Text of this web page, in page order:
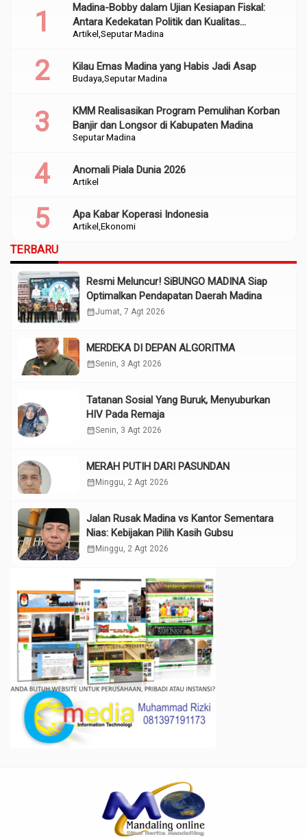
Artikel Seputar Madina
Madina-Bobby dalam Ujian Kesiapan Fiskal:
Antara Kedekatan Politik dan Kualitas
Perencanaan
Budaya Seputar Madina
Kilau Emas Madina yang Habis Jadi Asap
Seputar Madina
KMM Realisasikan Program Pemulihan Korban
Banjir dan Longsor di Kabupaten Madina
Artikel
Anomali Piala Dunia 2026
Artikel Ekonomi
Apa Kabar Koperasi Indonesia
TERBARU
Resmi Meluncur! SiBUNGO MADINA Siap
Optimalkan Pendapatan Daerah Madina
calendar_monthJumat, 7 Agt 2026
MERDEKA DI DEPAN ALGORITMA
calendar_monthSenin, 3 Agt 2026
Tatanan Sosial Yang Buruk, Menyuburkan
HIV Pada Remaja
calendar_monthSenin, 3 Agt 2026
MERAH PUTIH DARI PASUNDAN
calendar_monthMinggu, 2 Agt 2026
Jalan Rusak Madina vs Kantor Sementara
Nias: Kebijakan Pilih Kasih Gubsu
calendar_monthMinggu, 2 Agt 2026